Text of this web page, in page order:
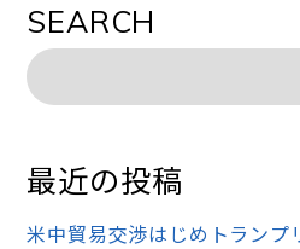
SEARCH
最近の投稿
米中貿易交渉はじめトランプ